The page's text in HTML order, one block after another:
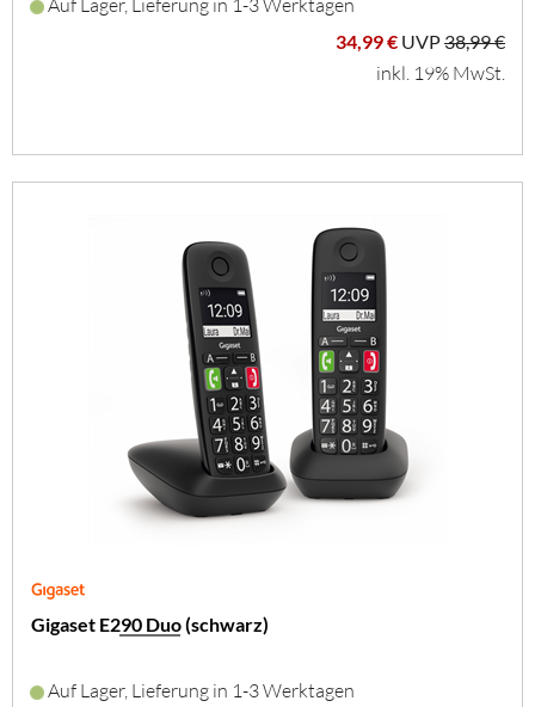
34,99 € UVP38,99 €
inkl. 19% MwSt.
Gigaset E290 Duo (schwarz)
Auf Lager, Lieferung in 1-3 Werktagen